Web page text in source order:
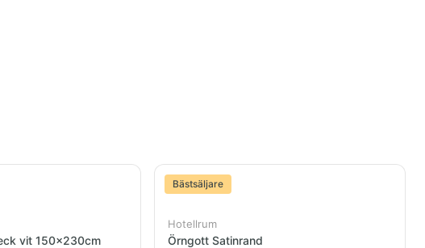
vit 150x230cm
Bästsäljare
Hotellrum
Örngott Satinrand